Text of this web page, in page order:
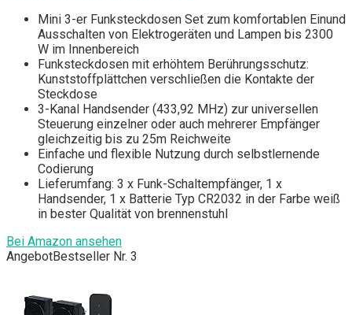
Mini 3-er Funksteckdosen Set zum komfortablen Einund
Ausschalten von Elektrogeräten und Lampen bis 2300
W im Innenbereich
Funksteckdosen mit erhöhtem Berührungsschutz:
Kunststoffplättchen verschließen die Kontakte der
Steckdose
3-Kanal Handsender (433,92 MHz) zur universellen
Steuerung einzelner oder auch mehrerer Empfänger
gleichzeitig bis zu 25m Reichweite
Einfache und flexible Nutzung durch selbstlernende
Codierung
Lieferumfang: 3 x Funk-Schaltempfänger, 1 x
Handsender, 1 x Batterie Typ CR2032 in der Farbe weiß
in bester Qualität von brennenstuhl
Bei Amazon ansehen
AngebotBestseller Nr. 3